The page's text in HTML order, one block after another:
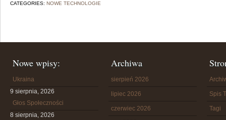
CATEGORIES: NOWE TECHNOLOGIE
Nowe wpisy:
Ukraina
9 sierpnia, 2026
Głos Społeczności
8 sierpnia, 2026
Archiwa
sierpień 2026
lipiec 2026
czerwiec 2026
Spis
Tagi